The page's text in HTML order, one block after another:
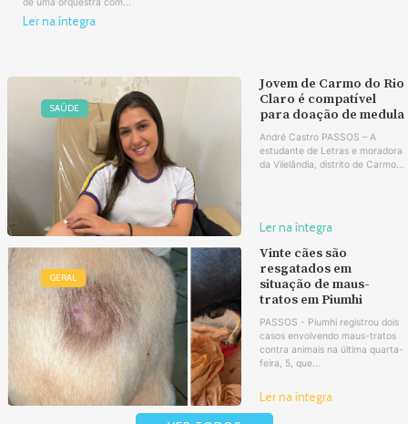
Ler na íntegra
SAÚDE
Jovem de Carmo do Rio
Claro é compatível
para doação de medula
André Castro PASSOS – A
estudante de Letras e moradora
da Vilelândia, distrito de Carmo...
Ler na íntegra
GERAL
Vinte cães são
resgatados em
situação de maus-
tratos em Piumhi
PASSOS - Piumhi registrou dois
casos envolvendo maus-tratos
contra animais na última quarta-
feira, 5, que...
Ler na íntegra